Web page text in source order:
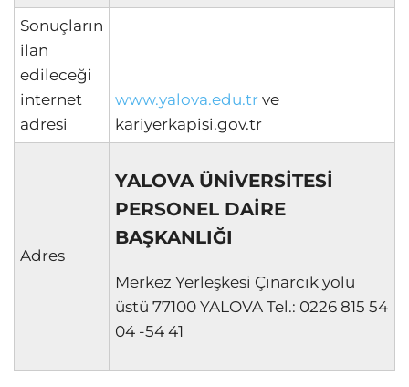
Sonuçların
ilan
edileceği
internet
adresi
www.yalova.edu.tr ve
kariyerkapisi.gov.tr
Adres
YALOVA ÜNİVERSİTESİ
PERSONEL DAİRE
BAŞKANLIĞI
Merkez Yerleşkesi Çınarcık yolu
üstü 77100 YALOVA Tel.: 0226 815 54
04 -54 41